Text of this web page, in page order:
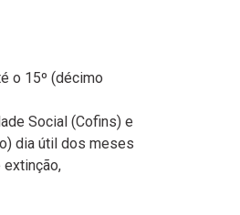
o 15º (décimo
Social (Cofins) e
dia útil dos meses